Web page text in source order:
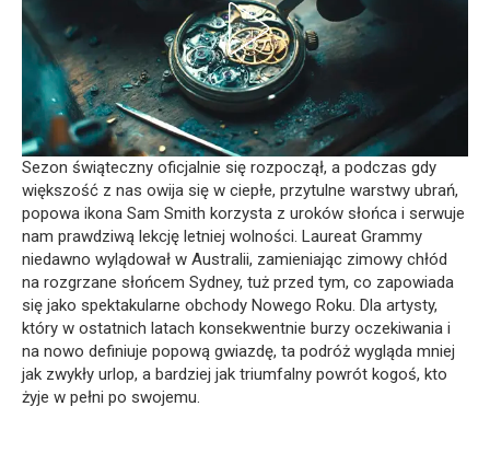
Sezon świąteczny oficjalnie się rozpoczął, a podczas gdy
większość z nas owija się w ciepłe, przytulne warstwy ubrań,
popowa ikona Sam Smith korzysta z uroków słońca i serwuje
nam prawdziwą lekcję letniej wolności. Laureat Grammy
niedawno wylądował w Australii, zamieniając zimowy chłód
na rozgrzane słońcem Sydney, tuż przed tym, co zapowiada
się jako spektakularne obchody Nowego Roku. Dla artysty,
który w ostatnich latach konsekwentnie burzy oczekiwania i
na nowo definiuje popową gwiazdę, ta podróż wygląda mniej
jak zwykły urlop, a bardziej jak triumfalny powrót kogoś, kto
żyje w pełni po swojemu.